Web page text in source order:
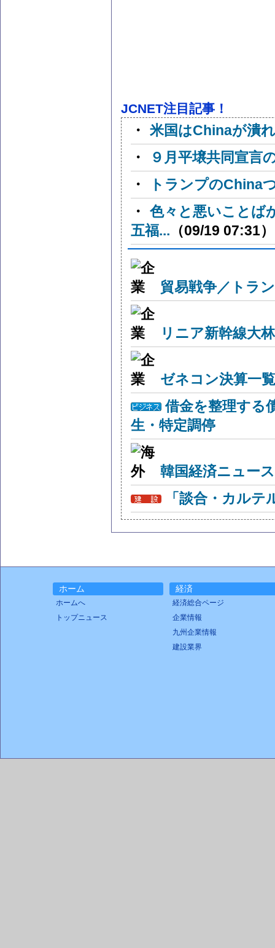
JCNET注目記事！
・ 米国はChinaが潰
・
９月平壌共同宣言
・
トランプのChina
・ 色々と悪いことば
五福... （09/19 07:31）
貿易戦争／トラ
リニア新幹線大
ゼネコン決算一
借金を整理する
生・特定調停
韓国経済ニュー
「談合・カル
ホーム
ホームへ
トップニュース
経済
経済総合ページ
企業情報
九州企業情報
建設業界